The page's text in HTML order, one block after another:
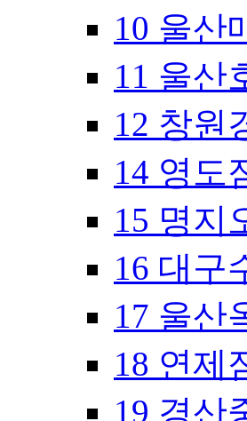
10 울산
11 울산
12 창원
14 영도
15 명지
16 대구
17 울산
18 연제
19 경산